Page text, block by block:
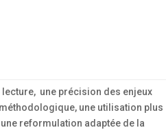
une précision des enjeux
une utilisation plus
reformulation adaptée de la